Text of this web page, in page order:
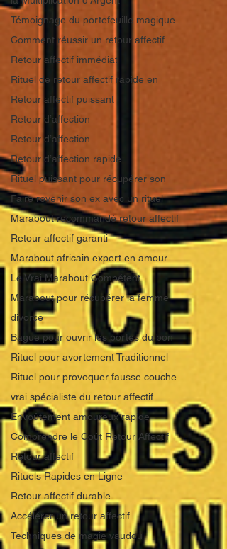
Témoignage du portefeuille magique
Comment réussir un retour affectif
Retour affectif immédiat
Rituel de retour affectif rapide en
Retour affectif puissant
Retour d’affection
Retour d’affection
Retour d’affection rapide
Rituel puissant pour récupérer son
Faire revenir son ex avec un rituel
Marabout recommandé retour affectif
Retour affectif garanti
Marabout africain expert en amour
Le Vrai Marabout Compétent
Marabout pour récupérer la femme
divorce
Bague pour ouvrir les portes du bon
Rituel pour avortement Traditionnel
Rituel pour provoquer fausse couche
vrai spécialiste du retour affectif
Envoûtement amoureux rapide
Comprendre le Coût Retour Affectif
Retour affectif
Rituels Rapides en Ligne
Retour affectif durable
Accélérer un retour affectif
Techniques de magie vaudou